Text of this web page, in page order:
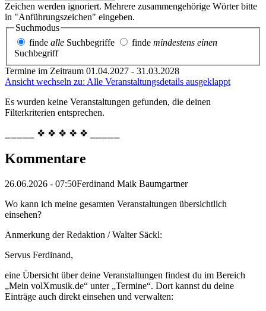
Zeichen werden ignoriert. Mehrere zusammengehörige Wörter bitte
in "Anführungszeichen" eingeben.
Suchmodus
finde alle Suchbegriffe finde mindestens einen
Suchbegriff
Termine im Zeitraum 01.04.2027 - 31.03.2028
Ansicht wechseln zu: Alle Veranstaltungsdetails ausgeklappt
Es wurden keine Veranstaltungen gefunden, die deinen
Filterkriterien entsprechen.
⎯⎯⎯⎯⎯ ❖ ❖ ❖ ❖ ❖ ⎯⎯⎯⎯⎯
Kommentare
26.06.2026 - 07:50Ferdinand Maik Baumgartner
Wo kann ich meine gesamten Veranstaltungen übersichtlich
einsehen?
Anmerkung der Redaktion /Walter Säckl:
Servus Ferdinand,
eine Übersicht über deine Veranstaltungen findest du im Bereich
„Mein volXmusik.de“ unter „Termine“. Dort kannst du deine
Einträge auch direkt einsehen und verwalten: